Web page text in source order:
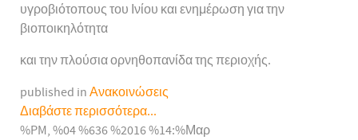
υγροβιότοπους του Ινίου και ενημέρωση για την
βιοποικηλότητα
και την πλούσια ορνηθοπανίδα της περιοχής.
published in Ανακοινώσεις
Διαβάστε περισσότερα...
%PM, %04 %636 %2016 %14:%Μαρ